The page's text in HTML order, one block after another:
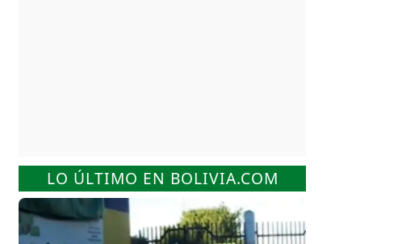
LO ÚLTIMO EN BOLIVIA.COM